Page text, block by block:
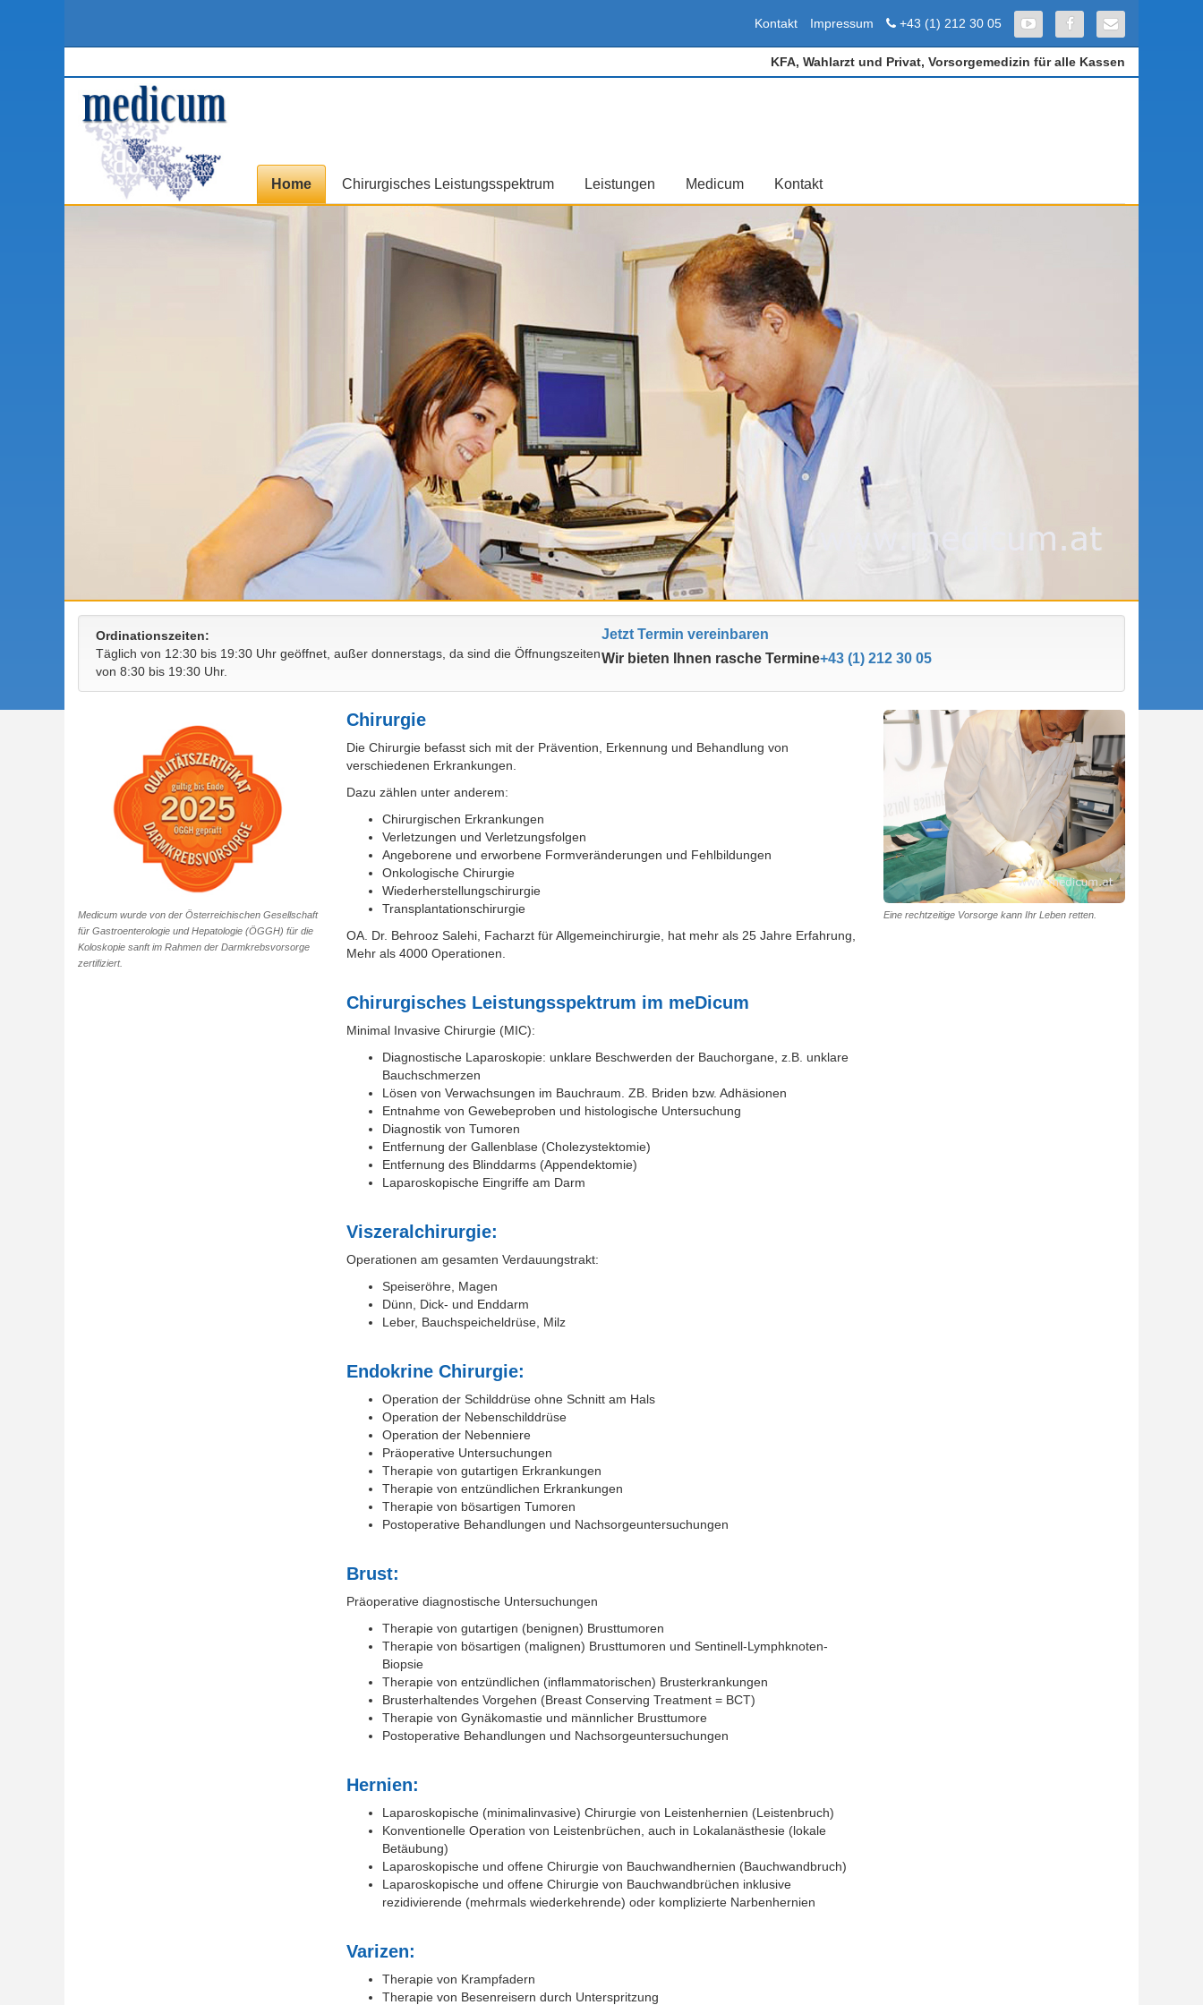
Kontakt Impressum Telefon
+43 (1) 212 30 05 Connect with Youtube
Connect with
E-Mail
KFA, Wahlarzt und Privat, Vorsorgemedizin für alle Kassen
Home Chirurgisches Leistungsspektrum Leistungen Medicum Kontakt
Ordinationszeiten:
Täglich von 12:30 bis 19:30 Uhr geöffnet, außer donnerstags, da sind die Öffnungszeiten
von 8:30 bis 19:30 Uhr.
Jetzt Termin vereinbaren
Wir bieten Ihnen rasche Termine+43 (1) 212 30 05
Medicum wurde von der Österreichischen Gesellschaft
für Gastroenterologie und Hepatologie (ÖGGH) für die
Koloskopie sanft im Rahmen der Darmkrebsvorsorge
zertifiziert.
Chirurgie
Die Chirurgie befasst sich mit der Prävention, Erkennung und Behandlung von
verschiedenen Erkrankungen.
Dazu zählen unter anderem:
Chirurgischen Erkrankungen
Verletzungen und Verletzungsfolgen
Angeborene und erworbene Formveränderungen und Fehlbildungen
Onkologische Chirurgie
Wiederherstellungschirurgie
Transplantationschirurgie
OA. Dr. Behrooz Salehi, Facharzt für Allgemeinchirurgie, hat mehr als 25 Jahre Erfahrung,
Mehr als 4000 Operationen.
Chirurgisches Leistungsspektrum im meDicum
Minimal Invasive Chirurgie (MIC):
Diagnostische Laparoskopie: unklare Beschwerden der Bauchorgane, z.B. unklare
Bauchschmerzen
Lösen von Verwachsungen im Bauchraum. ZB. Briden bzw. Adhäsionen
Entnahme von Gewebeproben und histologische Untersuchung
Diagnostik von Tumoren
Entfernung der Gallenblase (Cholezystektomie)
Entfernung des Blinddarms (Appendektomie)
Laparoskopische Eingriffe am Darm
Viszeralchirurgie:
Operationen am gesamten Verdauungstrakt:
Speiseröhre, Magen
Dünn, Dick- und Enddarm
Leber, Bauchspeicheldrüse, Milz
Endokrine Chirurgie:
Operation der Schilddrüse ohne Schnitt am Hals
Operation der Nebenschilddrüse
Operation der Nebenniere
Präoperative Untersuchungen
Therapie von gutartigen Erkrankungen
Therapie von entzündlichen Erkrankungen
Therapie von bösartigen Tumoren
Postoperative Behandlungen und Nachsorgeuntersuchungen
Brust:
Präoperative diagnostische Untersuchungen
Therapie von gutartigen (benignen) Brusttumoren
Therapie von bösartigen (malignen) Brusttumoren und Sentinell-Lymphknoten-
Biopsie
Therapie von entzündlichen (inflammatorischen) Brusterkrankungen
Brusterhaltendes Vorgehen (Breast Conserving Treatment = BCT)
Therapie von Gynäkomastie und männlicher Brusttumore
Postoperative Behandlungen und Nachsorgeuntersuchungen
Hernien:
Laparoskopische (minimalinvasive) Chirurgie von Leistenhernien (Leistenbruch)
Konventionelle Operation von Leistenbrüchen, auch in Lokalanästhesie (lokale
Betäubung)
Laparoskopische und offene Chirurgie von Bauchwandhernien (Bauchwandbruch)
Laparoskopische und offene Chirurgie von Bauchwandbrüchen inklusive
rezidivierende (mehrmals wiederkehrende) oder komplizierte Narbenhernien
Varizen:
Therapie von Krampfadern
Therapie von Besenreisern durch Unterspritzung
Eine rechtzeitige Vorsorge kann Ihr Leben retten.